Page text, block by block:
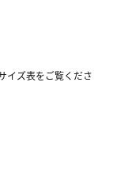
イズ表をご覧くださ